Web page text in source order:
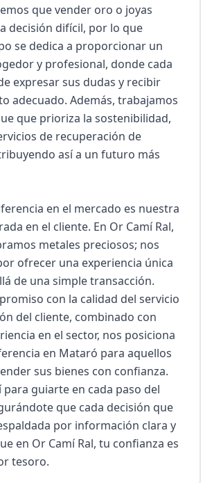
que vender oro o joyas
decisión difícil, por lo que
se dedica a proporcionar un
y profesional, donde cada
expresar sus dudas y recibir
adecuado. Además, trabajamos
que prioriza la sostenibilidad,
de recuperación de
así a un futuro más
en el mercado es nuestra
en el cliente. En Or Camí Ral,
metales preciosos; nos
ofrecer una experiencia única
de una simple transacción.
con la calidad del servicio
del cliente, combinado con
en el sector, nos posiciona
en Mataró para aquellos
sus bienes con confianza.
para guiarte en cada paso del
que cada decisión que
por información clara y
en Or Camí Ral, tu confianza es
tesoro.